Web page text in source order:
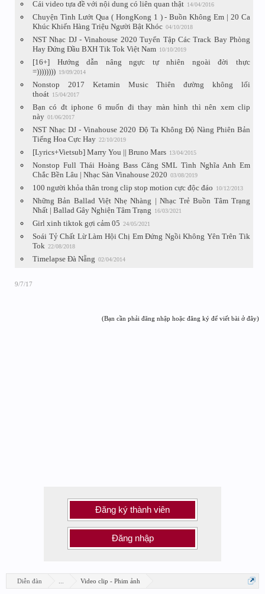
Cái video tựa đề với nội dung có liên quan thật 14/04/2016
Chuyện Tình Lướt Qua ( HongKong 1 ) - Buồn Không Em | 20 Ca
Khúc Khiến Hàng Triệu Người Bật Khóc 04/10/2018
NST Nhạc DJ - Vinahouse 2020 Tuyển Tập Các Track Bay Phòng
Hay Đứng Đầu BXH Tik Tok Việt Nam 10/10/2019
[16+] Hướng dẫn nâng ngực tự nhiên ngoài đời thực
=)))))))) 19/09/2014
Nonstop 2017 Ketamin Music Thiên đường không lối
thoát 15/04/2017
Bạn có đt iphone 6 muốn đi thay màn hình thì nên xem clip
này 01/06/2017
NST Nhạc DJ - Vinahouse 2020 Độ Ta Không Độ Nàng Phiên Bản
Tiếng Hoa Cực Hay 22/10/2019
[Lyrics+Vietsub] Marry You || Bruno Mars 13/04/2015
Nonstop Full Thái Hoàng Bass Căng SML Tình Nghĩa Anh Em
Chắc Bền Lâu | Nhạc Sàn Vinahouse 2020 03/08/2019
100 người khỏa thân trong clip stop motion cực độc đáo 10/12/2013
Những Bản Ballad Việt Nhẹ Nhàng | Nhạc Trẻ Buồn Tâm Trạng
Nhất | Ballad Gây Nghiện Tâm Trạng
16/03/2021
Girl xinh tiktok gợi cảm 05 24/05/2021
Soái Tỷ Chất Lừ Làm Hội Chị Em Đứng Ngồi Không Yên Trên Tik
Tok 22/08/2018
Timelapse Đà Nẵng 02/04/2014
9/7/17
(Bạn cần phải đăng nhập hoặc đăng ký để viết bài ở đây)
Đăng ký thành viên
Đăng nhập
Diễn đàn Video clip - Phim ảnh